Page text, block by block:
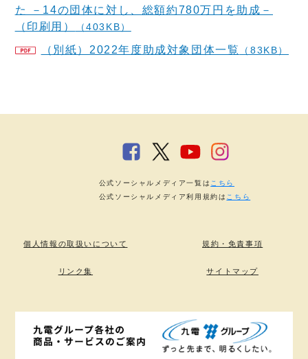
た －14の団体に対し、総額約780万円を助成－
（印刷用）
（403KB）
（別紙）2022年度助成対象団体一覧 （83KB）
個人情報の取扱いについて 規約・免責事項
リンク集 サイトマップ
公式ソーシャルメディア一覧は こちら
公式ソーシャルメディア利用規約は こちら